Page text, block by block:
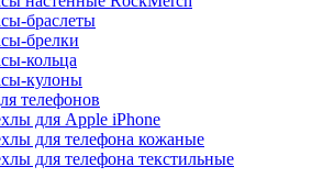
браслеты
брелки
кольца
кулоны
телефонов
для Apple iPhone
для телефона кожаные
для телефона текстильные